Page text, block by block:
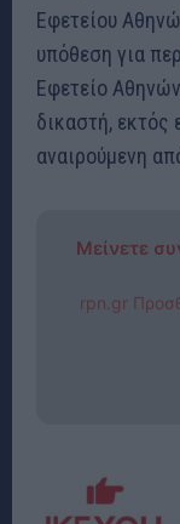
Εφετείου
υπόθεση για
Εφετείο
δικαστή, εκτός
αναιρούμενη
Μείνετε
rpn.gr